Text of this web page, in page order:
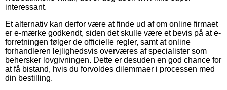
interessant.
Et alternativ kan derfor være at finde ud af om online firmaet
er e-mærke godkendt, siden det skulle være et bevis på at e-
forretningen følger de officielle regler, samt at online
forhandleren lejlighedsvis overværes af specialister som
behersker lovgivningen. Dette er desuden en god chance for
at få bistand, hvis du forvoldes dilemmaer i processen med
din bestilling.